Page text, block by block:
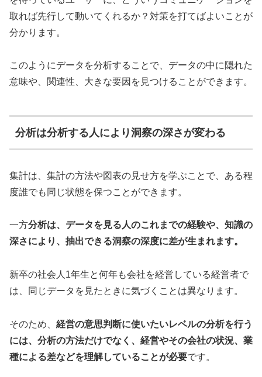
取れば先行して動いてくれるか？対策を打てばよいことが
分かります。
このようにデータを分析することで、データの中に隠れた
意味や、関連性、大きな要因を見つけることができます。
分析は分析する人により洞察の深さが変わる
集計は、集計の方法や図表の見せ方を学ぶことで、ある程
度誰でも同じ状態を保つことができます。
一方分析は、データを見る人のこれまでの経験や、知識の
深さにより、抽出できる洞察の深度に差が生まれます。
新卒の社会人1年生と何年も会社を経営している経営者で
は、同じデータを見たときに気づくことは異なります。
そのため、 経営の意思判断に使いたいレベルの分析を行う
には、分析の方法だけでなく、経営やその会社の状況、業
種による差などを理解していることが必要です。